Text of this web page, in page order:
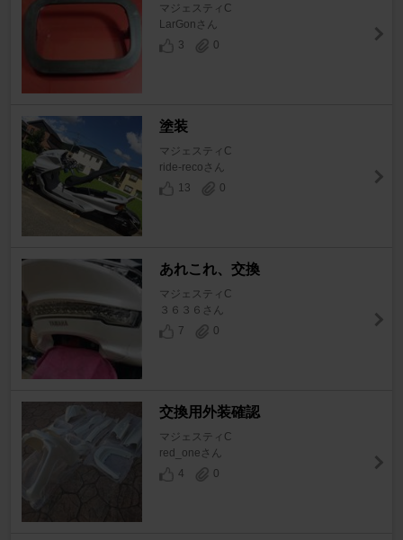
マジェスティC
LarGonさん
3
0
塗装
マジェスティC
ride-recoさん
13
0
あれこれ、交換
マジェスティC
３６３６さん
7
0
交換用外装確認
マジェスティC
red_oneさん
4
0